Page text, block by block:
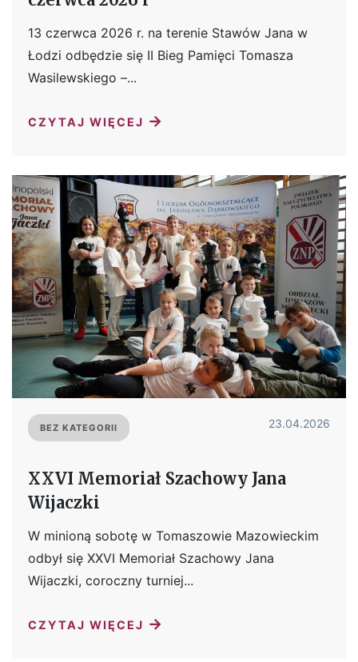
13 czerwca 2026 r. na terenie Stawów Jana w
Łodzi odbędzie się II Bieg Pamięci Tomasza
Wasilewskiego –...
CZYTAJ WIĘCEJ →
BEZ KATEGORII 23.04.2026
XXVI Memoriał Szachowy Jana
Wijaczki
W minioną sobotę w Tomaszowie Mazowieckim
odbył się XXVI Memoriał Szachowy Jana
Wijaczki, coroczny turniej...
CZYTAJ WIĘCEJ →